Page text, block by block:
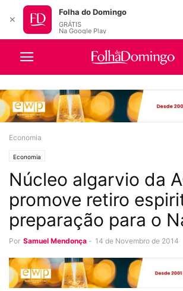
Economia
Economia
Núcleo algarvio da
promove retiro
preparação para o
Por Samuel Mendonça - 14 de Novembro de 2014
✕
Folha do Domingo
GRÁTIS
Na Google Play